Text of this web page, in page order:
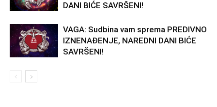
DANI BIĆE SAVRŠENI!
VAGA: Sudbina vam sprema PREDIVNO
IZNENAĐENJE, NAREDNI DANI BIĆE
SAVRŠENI!